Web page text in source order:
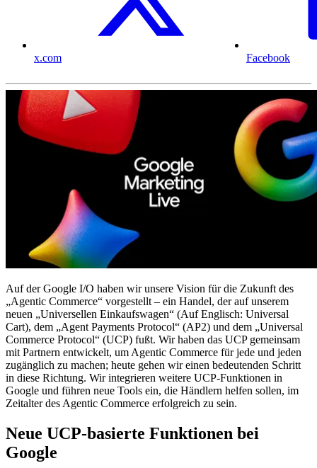
x.com Facebook
Auf der Google I/O haben wir unsere Vision für die Zukunft des
„Agentic Commerce“ vorgestellt – ein Handel, der auf unserem
neuen „Universellen Einkaufswagen“ (Auf Englisch: Universal
Cart), dem „Agent Payments Protocol“ (AP2) und dem „Universal
Commerce Protocol“ (UCP) fußt. Wir haben das UCP gemeinsam
mit Partnern entwickelt, um Agentic Commerce für jede und jeden
zugänglich zu machen; heute gehen wir einen bedeutenden Schritt
in diese Richtung. Wir integrieren weitere UCP-Funktionen in
Google und führen neue Tools ein, die Händlern helfen sollen, im
Zeitalter des Agentic Commerce erfolgreich zu sein.
Neue UCP-basierte Funktionen bei
Google